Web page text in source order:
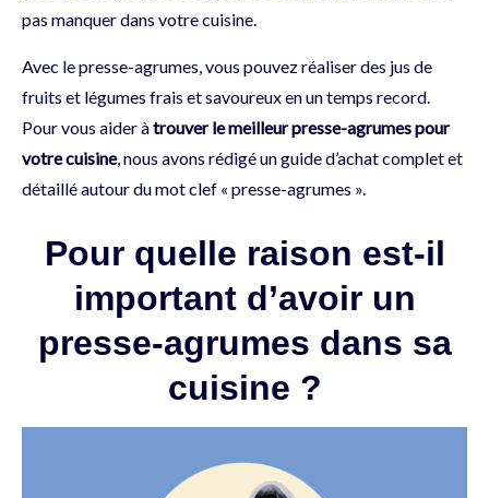
pas manquer dans votre cuisine.
Avec le presse-agrumes, vous pouvez réaliser des jus de
fruits et légumes frais et savoureux en un temps record.
Pour vous aider àtrouver le meilleur presse-agrumes pour
votre cuisine, nous avons rédigé un guide d’achat complet et
détaillé autour du mot clef « presse-agrumes ».
Pour quelle raison est-il
important d’avoir un
presse-agrumes dans sa
cuisine ?